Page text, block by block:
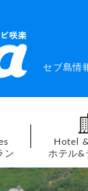
セブ島情
ン
Hotel
ホテル&